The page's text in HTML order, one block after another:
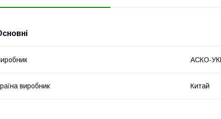
АСКО-
виробник Китай